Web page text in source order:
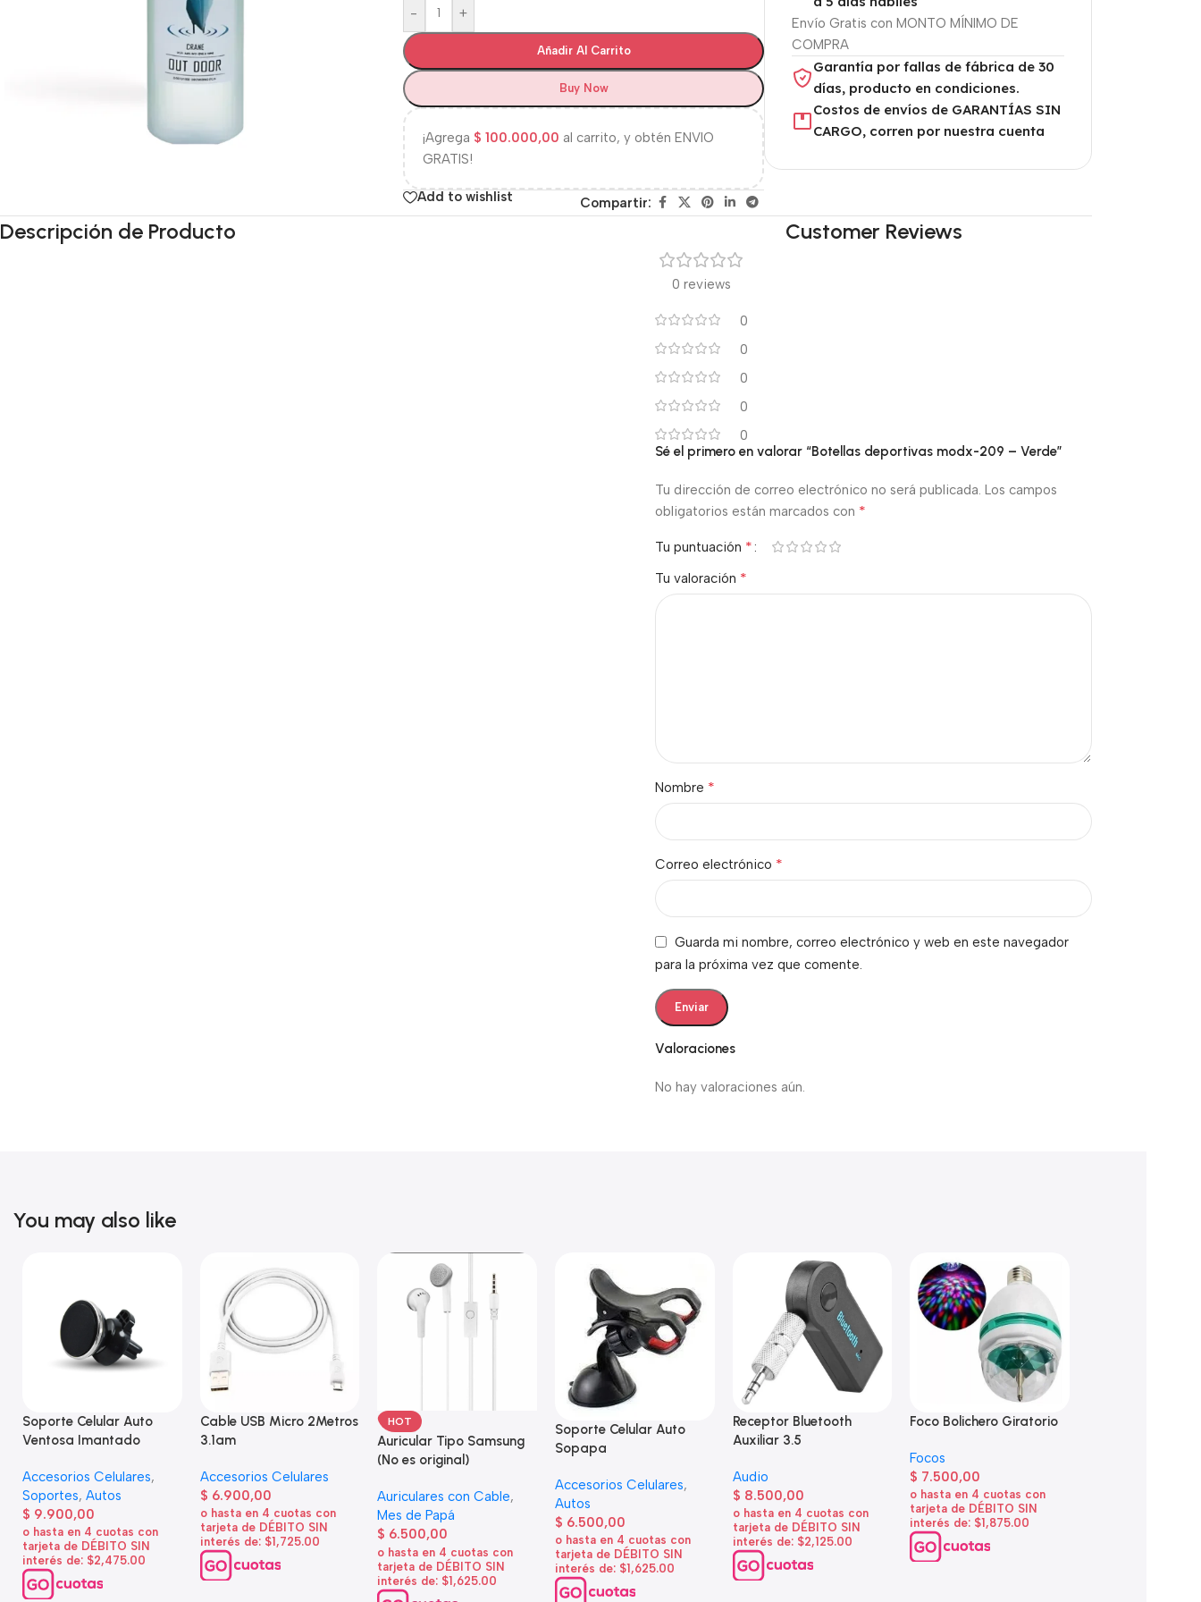
- +
Añadir Al Carrito
Buy Now
¡Agrega $ 100.000,00 al carrito, y obtén ENVIO
GRATIS!
Add to wishlist Compartir:
Envío Gratis con MONTO MÍNIMO DE
COMPRA
Garantía por fallas de fábrica de 30
días, producto en condiciones.
Costos de envíos de GARANTÍAS SIN
CARGO, corren por nuestra cuenta
Descripción de Producto Customer Reviews
0 reviews
0
0
0
0
0
Valoraciones
No hay valoraciones aún.
Sé el primero en valorar “Botellas deportivas modx-209 – Verde”
Tu dirección de correo electrónico no será publicada. Los campos
obligatorios están marcados con *
Tu puntuación *
Tu valoración *
Nombre *
Correo electrónico *
Guarda mi nombre, correo electrónico y web en este navegador
para la próxima vez que comente.
You may also like
Soporte Celular Auto
Ventosa Imantado
Accesorios Celulares,
Soportes, Autos
$ 9.900,00
o hasta en 4 cuotas con
tarjeta de DÉBITO SIN
interés de: $2,475.00
Cable USB Micro 2Metros
3.1am
Accesorios Celulares
$ 6.900,00
o hasta en 4 cuotas con
tarjeta de DÉBITO SIN
interés de: $1,725.00
HOT
Auricular Tipo Samsung
(No es original)
Auriculares con Cable,
Mes de Papá
$ 6.500,00
o hasta en 4 cuotas con
tarjeta de DÉBITO SIN
interés de: $1,625.00
Soporte Celular Auto
Sopapa
Accesorios Celulares,
Autos
$ 6.500,00
o hasta en 4 cuotas con
tarjeta de DÉBITO SIN
interés de: $1,625.00
Receptor Bluetooth
Auxiliar 3.5
Audio
$ 8.500,00
o hasta en 4 cuotas con
tarjeta de DÉBITO SIN
interés de: $2,125.00
Foco Bolichero Giratorio
Focos
$ 7.500,00
o hasta en 4 cuotas con
tarjeta de DÉBITO SIN
interés de: $1,875.00